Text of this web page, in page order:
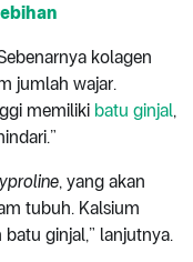
kolagen
jumlah wajar.
memiliki batu ginjal,
, yang akan
tubuh. Kalsium
ginjal,” lanjutnya.